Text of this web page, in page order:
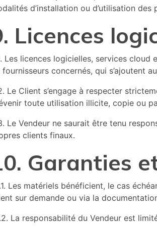
d’installation ou d’utilisation
Licences
Les licences logicielles, services
fournisseurs concernés, qui s’ajoutent
Le Client s’engage à respecter
toute utilisation illicite, copie ou
Le Vendeur ne saurait être tenu
clients finaux.
Garanties
Les matériels bénéficient, le cas
sur demande ou via la
La responsabilité du Vendeur est